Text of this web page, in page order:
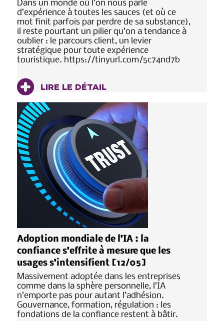
Dans un monde où l’on nous parle
d’expérience à toutes les sauces (et où ce
mot finit parfois par perdre de sa substance),
il reste pourtant un pilier qu’on a tendance à
oublier : le parcours client, un levier
stratégique pour toute expérience
touristique. https://tinyurl.com/5c74nd7b
LIRE LE DÉTAIL
Adoption mondiale de l’IA : la
confiance s’effrite à mesure que les
usages s’intensifient [12/05]
Massivement adoptée dans les entreprises
comme dans la sphère personnelle, l’IA
n’emporte pas pour autant l’adhésion.
Gouvernance, formation, régulation : les
fondations de la confiance restent à bâtir.